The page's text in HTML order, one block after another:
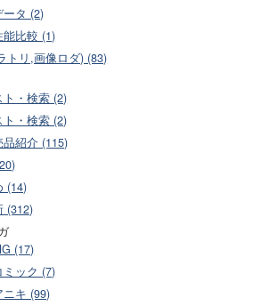
ータ (2)
能比較 (1)
トリ,画像ロダ) (83)
ト・検索 (2)
・検索 (2)
紹介 (115)
(14)
(312)
(17)
ミック (7)
ニキ (99)